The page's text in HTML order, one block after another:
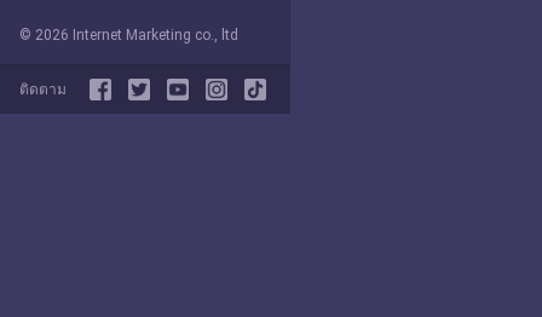
© 2026 Internet Marketing co., ltd
ติดตาม